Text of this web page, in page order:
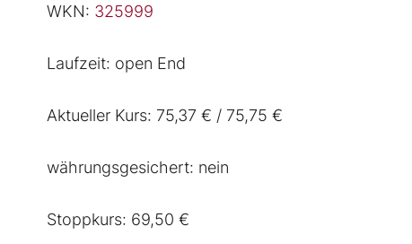
WKN: 325999
Laufzeit: open End
Aktueller Kurs: 75,37 € / 75,75 €
währungsgesichert: nein
Stoppkurs: 69,50 €